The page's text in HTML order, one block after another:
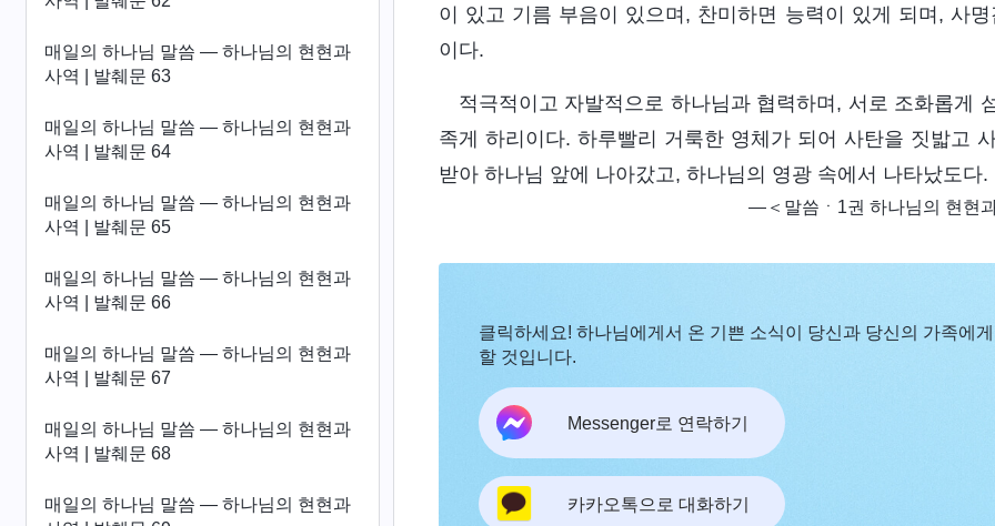
매일의 하나님 말씀 ― 하나님의 현현과
사역 | 발췌문 63
매일의 하나님 말씀 ― 하나님의 현현과
사역 | 발췌문 64
매일의 하나님 말씀 ― 하나님의 현현과
사역 | 발췌문 65
매일의 하나님 말씀 ― 하나님의 현현과
사역 | 발췌문 66
매일의 하나님 말씀 ― 하나님의 현현과
사역 | 발췌문 67
매일의 하나님 말씀 ― 하나님의 현현과
사역 | 발췌문 68
매일의 하나님 말씀 ― 하나님의 현현과
이 있고 기름 부음이 있으며, 찬미하면 능력이 있게 되며, 사
이다.
적극적이고 자발적으로 하나님과 협력하며, 서로 조화롭게
족게 하리이다. 하루빨리 거룩한 영체가 되어 사탄을 짓밟고
받아 하나님 앞에 나아갔고, 하나님의 영광 속에서 나타났도다.
―＜말씀ㆍ1권 하나님의 현현
클릭하세요! 하나님에게서 온 기쁜 소식이 당신과 당신의 가족에
할 것입니다.
Messenger로 연락하기
카카오톡으로 대화하기